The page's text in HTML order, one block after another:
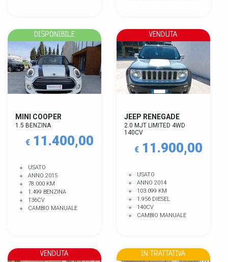
DISPONIBILE
MINI COOPER
1.5 BENZINA
€11.400,00
USATO
ANNO 2015
78.000 KM
1.499 BENZINA
136CV
CAMBIO MANUALE
VENDUTA
JEEP RENEGADE
2.0 MJT LIMITED 4WD
140CV
€11.900,00
USATO
ANNO 2014
103.099 KM
1.956 DIESEL
140CV
CAMBIO MANUALE
VENDUTA IN TRATTATIVA